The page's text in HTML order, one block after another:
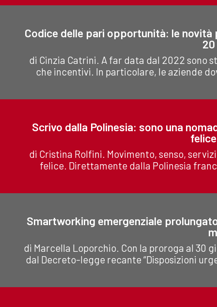
Codice delle pari opportunità: le
di Cinzia Catrini. A far data dal 2022 sono
che incentivi. In particolare, le aziende
Scrivo dalla Polinesia: sono una
di Cristina Rolfini. Movimento, senso,
felice. Direttamente dalla Polinesia
Smartworking emergenziale
di Marcella Loporchio. Con la proroga al 30
dal Decreto-legge recante “Disposizioni